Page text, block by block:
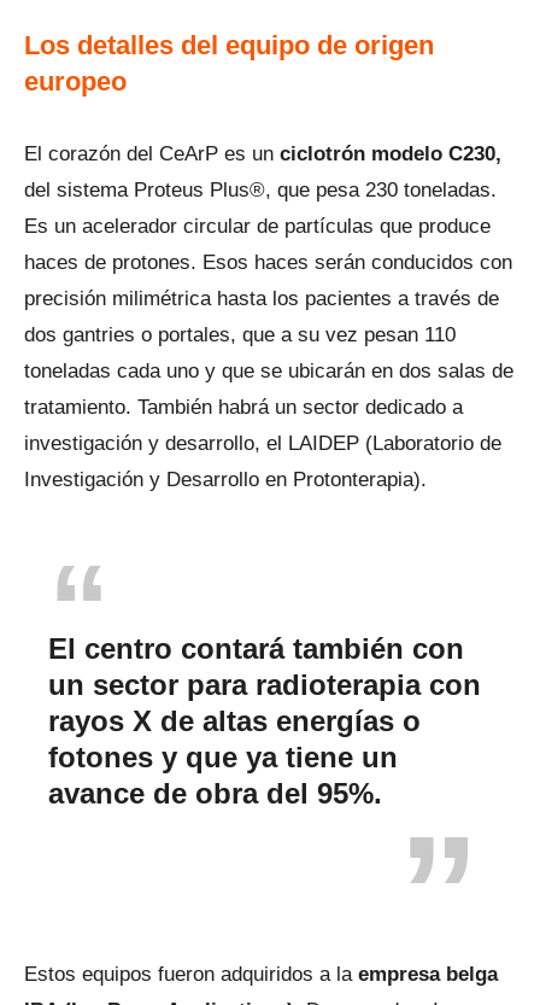
Los detalles del equipo de origen
europeo
El corazón del CeArP es un ciclotrón modelo C230,
del sistema Proteus Plus®, que pesa 230 toneladas.
Es un acelerador circular de partículas que produce
haces de protones. Esos haces serán conducidos con
precisión milimétrica hasta los pacientes a través de
dos gantries o portales, que a su vez pesan 110
toneladas cada uno y que se ubicarán en dos salas de
tratamiento. También habrá un sector dedicado a
investigación y desarrollo, el LAIDEP (Laboratorio de
Investigación y Desarrollo en Protonterapia).
El centro contará también con
un sector para radioterapia con
rayos X de altas energías o
fotones y que ya tiene un
avance de obra del 95%.
Estos equipos fueron adquiridos a la empresa belga